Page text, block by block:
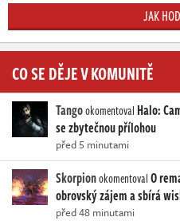
JAK
CO SE DĚJE V KOMUNITĚ
Tangookomentoval Halo:
se zbytečnou přílohou
před 5 minutami
SkorpionokomentovalO
obrovský zájem a sbírá
před 48 minutami